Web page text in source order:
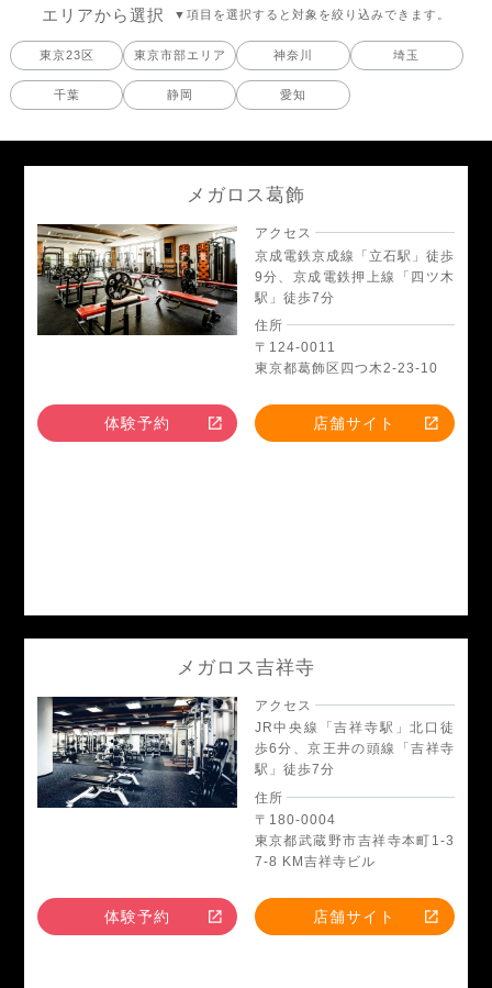
エリアから選択 ▼項目を選択すると対象を絞り込みできます。
東京23区 東京市部エリア 神奈川 埼玉
千葉 静岡 愛知
メガロス葛飾
アクセス
京成電鉄京成線「立石駅」徒歩
9分、京成電鉄押上線「四ツ木
駅」徒歩7分
住所
〒124-0011
東京都葛飾区四つ木2-23-10
体験予約 店舗サイト
メガロス吉祥寺
アクセス
JR中央線「吉祥寺駅」北口徒
歩6分、京王井の頭線「吉祥寺
駅」徒歩7分
住所
〒180-0004
東京都武蔵野市吉祥寺本町1-3
7-8 KM吉祥寺ビル
体験予約 店舗サイト